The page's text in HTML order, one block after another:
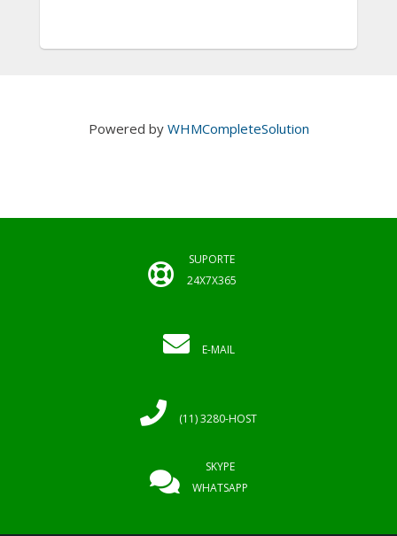
Powered by WHMCompleteSolution
SUPORTE
24X7X365
E-MAIL
(11) 3280-HOST
SKYPE
WHATSAPP